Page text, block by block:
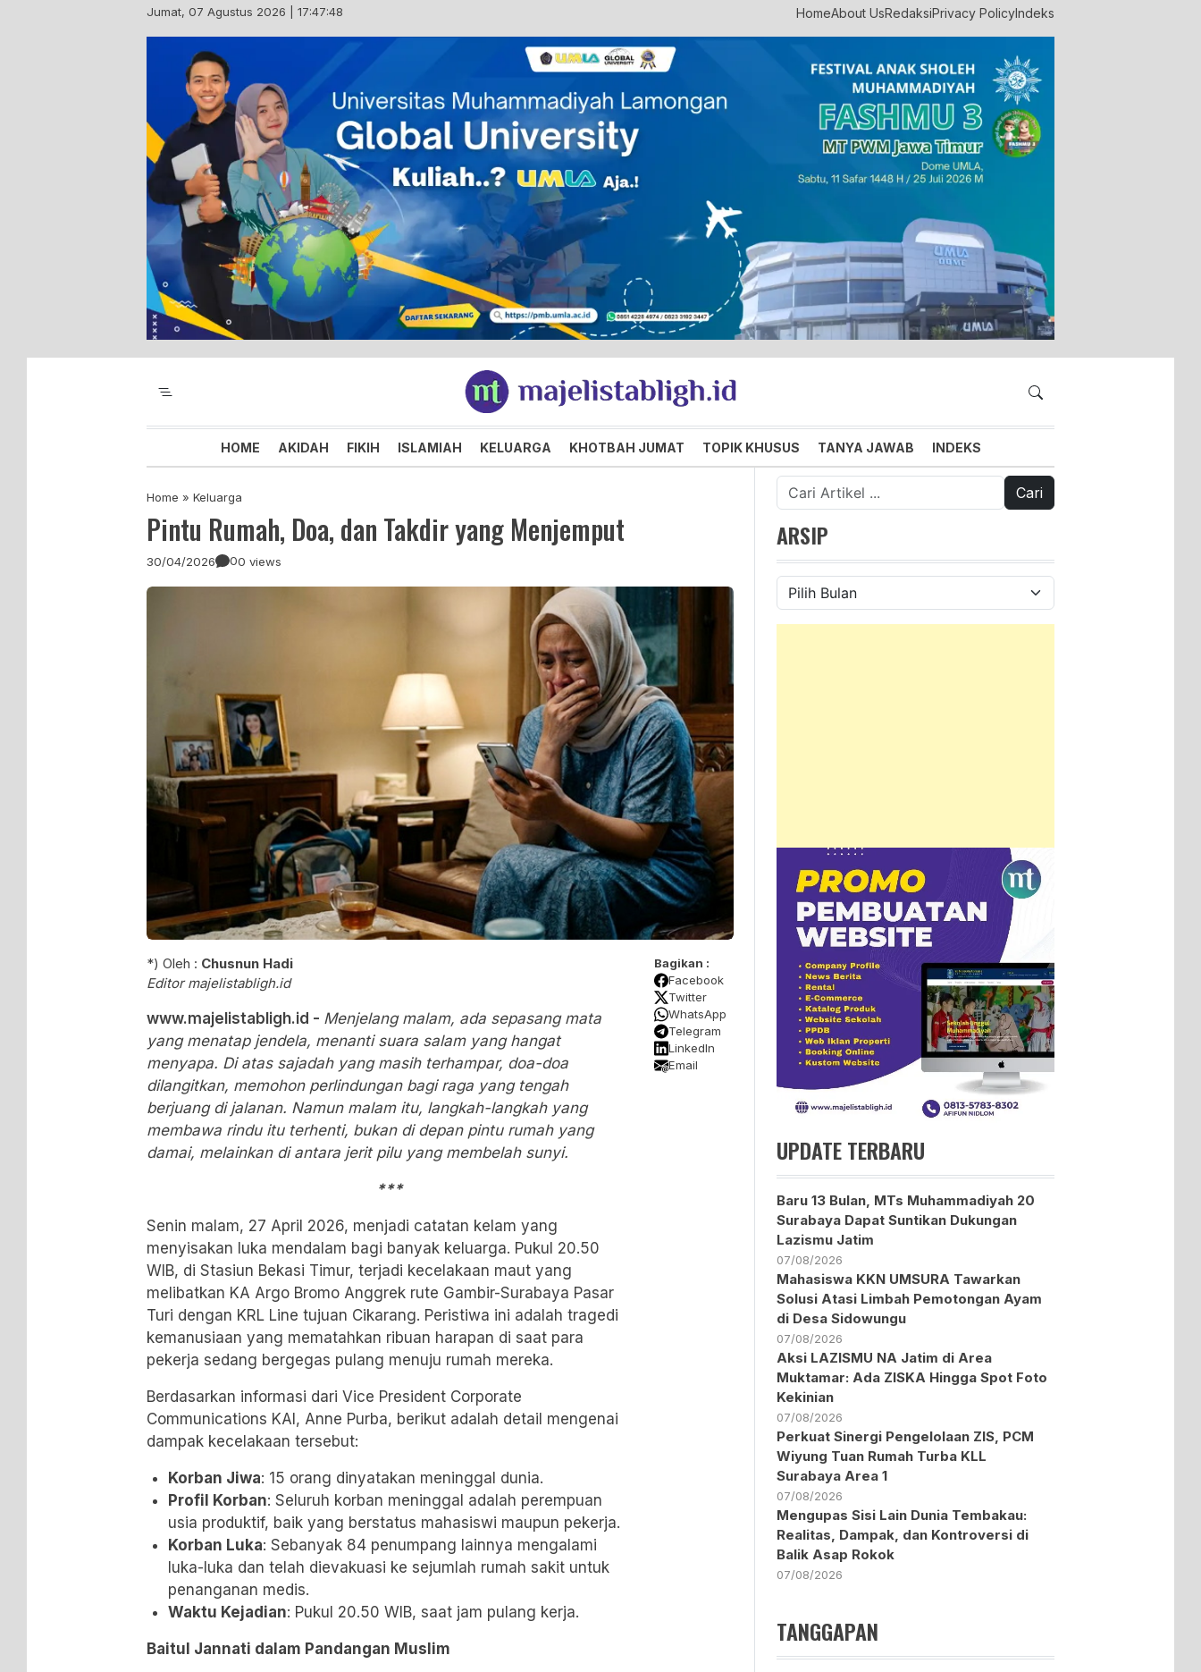
Jumat, 07 Agustus 2026 | 17:47:49 HomeAbout UsRedaksiPrivacy PolicyIndeks
Majelis Tabligh Muhammadiyah
Syiar Dakwah Islam Berkemajuan dan Menggembirakan
HOME AKIDAH FIKIH ISLAMIAH KELUARGA KHOTBAH JUMAT TOPIK KHUSUS TANYA JAWAB INDEKS
Home » Keluarga
Pintu Rumah, Doa, dan Takdir yang Menjemput
30/04/2026 00 views
*) Oleh : Chusnun Hadi
Editor majelistabligh.id
www.majelistabligh.id - Menjelang malam, ada sepasang mata
yang menatap jendela, menanti suara salam yang hangat
menyapa. Di atas sajadah yang masih terhampar, doa-doa
dilangitkan, memohon perlindungan bagi raga yang tengah
berjuang di jalanan. Namun malam itu, langkah-langkah yang
membawa rindu itu terhenti, bukan di depan pintu rumah yang
damai, melainkan di antara jerit pilu yang membelah sunyi.
***
Senin malam, 27 April 2026, menjadi catatan kelam yang
menyisakan luka mendalam bagi banyak keluarga. Pukul 20.50
WIB, di Stasiun Bekasi Timur, terjadi kecelakaan maut yang
melibatkan KA Argo Bromo Anggrek rute Gambir-Surabaya Pasar
Turi dengan KRL Line tujuan Cikarang. Peristiwa ini adalah tragedi
kemanusiaan yang mematahkan ribuan harapan di saat para
pekerja sedang bergegas pulang menuju rumah mereka.
Berdasarkan informasi dari Vice President Corporate
Communications KAI, Anne Purba, berikut adalah detail mengenai
dampak kecelakaan tersebut:
Korban Jiwa: 15 orang dinyatakan meninggal dunia.
Profil Korban: Seluruh korban meninggal adalah perempuan
usia produktif, baik yang berstatus mahasiswi maupun pekerja.
Korban Luka: Sebanyak 84 penumpang lainnya mengalami
luka-luka dan telah dievakuasi ke sejumlah rumah sakit untuk
penanganan medis.
Waktu Kejadian: Pukul 20.50 WIB, saat jam pulang kerja.
Baitul Jannati dalam Pandangan Muslim
Bagikan :
Facebook
Twitter
WhatsApp
Telegram
LinkedIn
Email
Cari
untuk:
ARSIP
Arsip
UPDATE TERBARU
Baru 13 Bulan, MTs Muhammadiyah 20
Surabaya Dapat Suntikan Dukungan
Lazismu Jatim
07/08/2026
Mahasiswa KKN UMSURA Tawarkan
Solusi Atasi Limbah Pemotongan Ayam
di Desa Sidowungu
07/08/2026
Aksi LAZISMU NA Jatim di Area
Muktamar: Ada ZISKA Hingga Spot Foto
Kekinian
07/08/2026
Perkuat Sinergi Pengelolaan ZIS, PCM
Wiyung Tuan Rumah Turba KLL
Surabaya Area 1
07/08/2026
Mengupas Sisi Lain Dunia Tembakau:
Realitas, Dampak, dan Kontroversi di
Balik Asap Rokok
07/08/2026
TANGGAPAN